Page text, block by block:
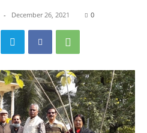
- December 26, 2021 0